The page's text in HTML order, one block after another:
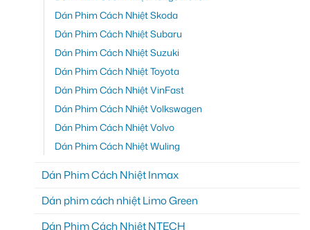
Dán Phim Cách Nhiệt Skoda
Dán Phim Cách Nhiệt Subaru
Dán Phim Cách Nhiệt Suzuki
Dán Phim Cách Nhiệt Toyota
Dán Phim Cách Nhiệt VinFast
Dán Phim Cách Nhiệt Volkswagen
Dán Phim Cách Nhiệt Volvo
Dán Phim Cách Nhiệt Wuling
Dán Phim Cách Nhiệt Inmax
Dán phim cách nhiệt Limo Green
Dán Phim Cách Nhiệt NTECH